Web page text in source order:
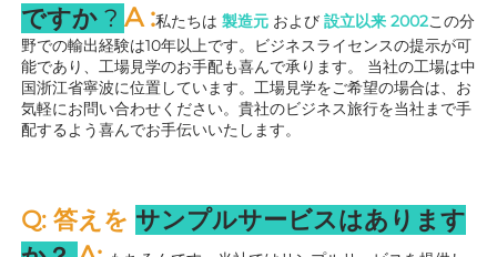
ですか ? A :私たちは 製造元 および 設立以来 2002この分
野での輸出経験は10年以上です。ビジネスライセンスの提示が可
能であり、工場見学のお手配も喜んで承ります。 当社の工場は中
国浙江省寧波に位置しています。工場見学をご希望の場合は、お
気軽にお問い合わせください。貴社のビジネス旅行を当社まで手
配するよう喜んでお手伝いいたします。
Q: 答えを サンプルサービスはあります